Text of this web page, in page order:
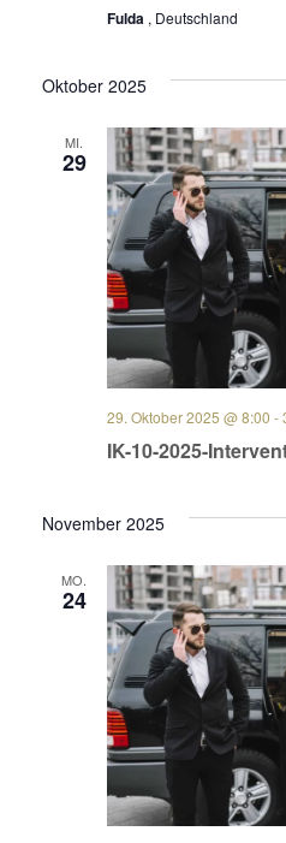
Fulda , Deutschland
Oktober 2025
MI.
29
IK-10-2025-
29. Oktober 2025 @ 8:00 -
November 2025
MO.
24